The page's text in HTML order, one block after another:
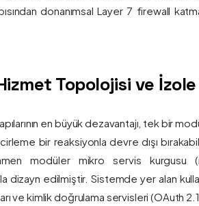
donanımsal Layer 7 firewall
Topolojisi ve
en büyük dezavantajı, tek bir
bir reaksiyonla devre dışı
modüler mikro servis
dizayn edilmiştir. Sistemde yer alan
ve kimlik doğrulama servisleri (OAuth